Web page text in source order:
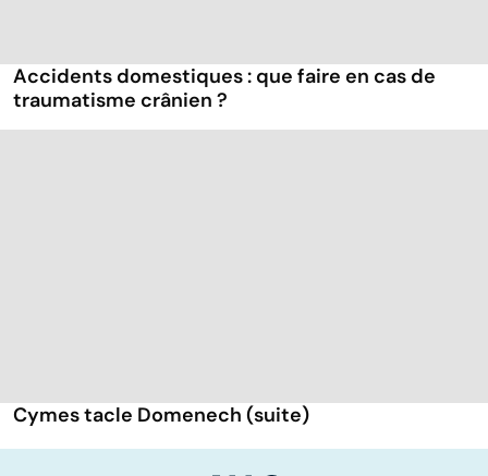
Accidents domestiques : que faire en cas de
traumatisme crânien ?
Cymes tacle Domenech (suite)